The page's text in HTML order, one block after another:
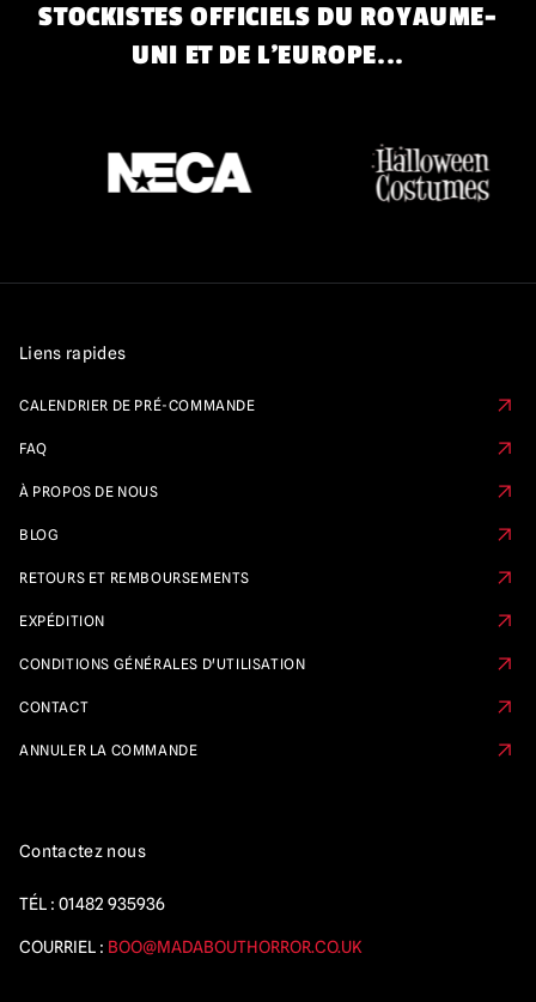
STOCKISTES OFFICIELS DU ROYAUME-
UNI ET DE L'EUROPE...
Liens rapides
CALENDRIER DE PRÉ-COMMANDE
FAQ
À PROPOS DE NOUS
BLOG
RETOURS ET REMBOURSEMENTS
EXPÉDITION
CONDITIONS GÉNÉRALES D'UTILISATION
CONTACT
ANNULER LA COMMANDE
Contactez nous
TÉL : 01482 935936
COURRIEL : BOO@MADABOUTHORROR.CO.UK